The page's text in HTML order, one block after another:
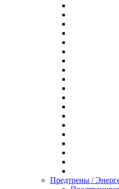
Предтрены /